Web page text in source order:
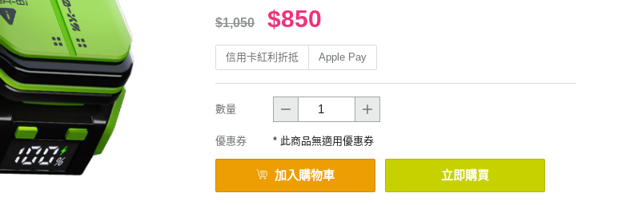
$1,050 $850
信用卡紅利折抵 Apple Pay
數量
優惠券 * 此商品無適用優惠券
加入購物車 立即購買